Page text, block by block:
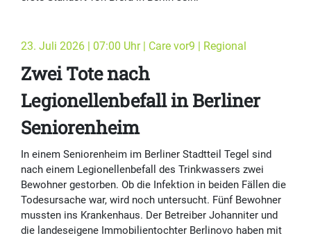
23. Juli 2026 | 07:00 Uhr | Care vor9 | Regional
Zwei Tote nach
Legionellenbefall in Berliner
Seniorenheim
In einem Seniorenheim im Berliner Stadtteil Tegel sind
nach einem Legionellenbefall des Trinkwassers zwei
Bewohner gestorben. Ob die Infektion in beiden Fällen die
Todesursache war, wird noch untersucht. Fünf Bewohner
mussten ins Krankenhaus. Der Betreiber Johanniter und
die landeseigene Immobilientochter Berlinovo haben mit